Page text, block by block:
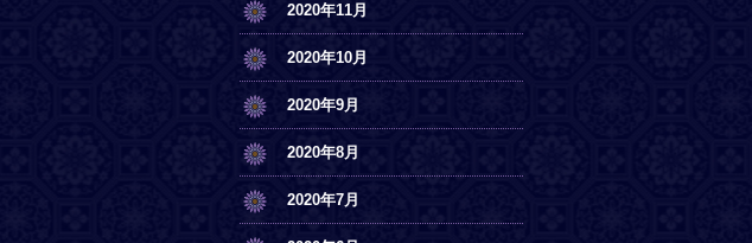
2020年11月
2020年10月
2020年9月
2020年8月
2020年7月